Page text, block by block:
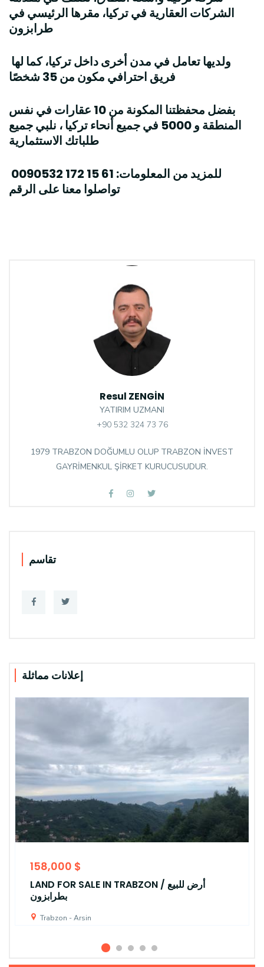
الشركات العقارية في تركيا، مقرها الرئيسي في
طرابزون
فريق احترافي مكون من 35 شخصًا
بفضل محفظتنا المكونة من 10 عقارات في نفس
المنطقة و 5000 في جميع أنحاء تركيا ، نلبي جميع
طلباتك الاستثمارية
0090532 172 15 61 :للمزيد من المعلومات
تواصلوا معنا على الرقم
Resul ZENGİN
YATIRIM UZMANI
+90 532 324 73 76
1979 TRABZON DOĞUMLU OLUP TRABZON İNVEST
GAYRİMENKUL ŞİRKET KURUCUSUDUR.
تقاسم
إعلانات مماثلة
158,000 $
LAND FOR SALE IN TRABZON / أرض للبيع
بطرابزون
Trabzon - Arsin